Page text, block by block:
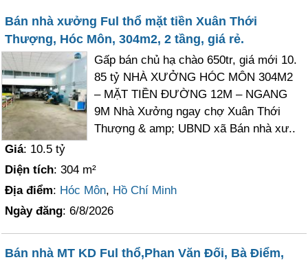
Bán nhà xưởng Ful thổ mặt tiền Xuân Thới
Thượng, Hóc Môn, 304m2, 2 tầng, giá rẻ.
Gấp bán chủ hạ chào 650tr, giá mới 10.
85 tỷ NHÀ XƯỞNG HÓC MÔN 304M2
– MẶT TIỀN ĐƯỜNG 12M – NGANG
9M Nhà Xưởng ngay chợ Xuân Thới
Thượng & amp; UBND xã Bán nhà xư..
Giá: 10.5 tỷ
Diện tích: 304 m²
Địa điểm: Hóc Môn, Hồ Chí Minh
Ngày đăng: 6/8/2026
Bán nhà MT KD Ful thổ,Phan Văn Đối, Bà Điểm,